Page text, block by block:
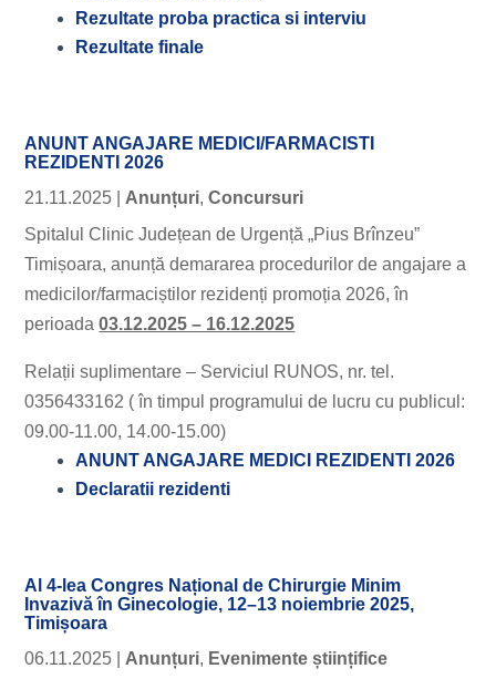
Rezultate proba practica si interviu
Rezultate finale
ANUNT ANGAJARE MEDICI/FARMACISTI
REZIDENTI 2026
21.11.2025
Anunțuri,Concursuri
Spitalul Clinic Județean de Urgență „Pius Brînzeu”
Timișoara, anunță demararea procedurilor de angajare a
medicilor/farmaciștilor rezidenți promoția 2026, în
perioada03.12.2025 – 16.12.2025
Relații suplimentare – Serviciul RUNOS, nr. tel.
0356433162 ( în timpul programului de lucru cu publicul:
09.00-11.00, 14.00-15.00)
ANUNT ANGAJARE MEDICI REZIDENTI 2026
Declaratii rezidenti
Al 4-lea Congres Național de Chirurgie Minim
Invazivă în Ginecologie, 12–13 noiembrie 2025,
Timișoara
06.11.2025
Anunțuri, Evenimente științifice